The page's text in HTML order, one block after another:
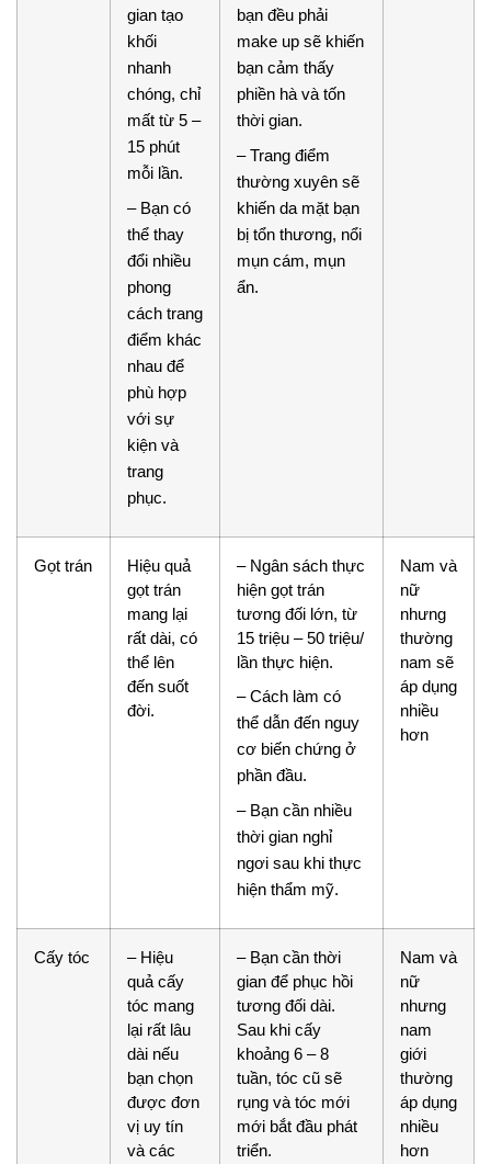
gian tạo
khối
nhanh
chóng, chỉ
mất từ 5 –
15 phút
mỗi lần.
– Bạn có
thể thay
đổi nhiều
phong
cách trang
điểm khác
nhau để
phù hợp
với sự
kiện và
trang
phục.
bạn đều phải
make up sẽ khiến
bạn cảm thấy
phiền hà và tốn
thời gian.
– Trang điểm
thường xuyên sẽ
khiến da mặt bạn
bị tổn thương, nổi
mụn cám, mụn
ẩn.
Gọt trán
Hiệu quả
gọt trán
mang lại
rất dài, có
thể lên
đến suốt
đời.
– Ngân sách thực
hiện gọt trán
tương đối lớn, từ
15 triệu – 50 triệu/
lần thực hiện.
– Cách làm có
thể dẫn đến nguy
cơ biến chứng ở
phần đầu.
– Bạn cần nhiều
thời gian nghỉ
ngơi sau khi thực
hiện thẩm mỹ.
Nam và
nữ
nhưng
thường
nam sẽ
áp dụng
nhiều
hơn
Cấy tóc
– Hiệu
quả cấy
tóc mang
lại rất lâu
dài nếu
bạn chọn
được đơn
vị uy tín
và các
– Bạn cần thời
gian để phục hồi
tương đối dài.
Sau khi cấy
khoảng 6 – 8
tuần, tóc cũ sẽ
rụng và tóc mới
mới bắt đầu phát
triển.
Nam và
nữ
nhưng
nam
giới
thường
áp dụng
nhiều
hơn